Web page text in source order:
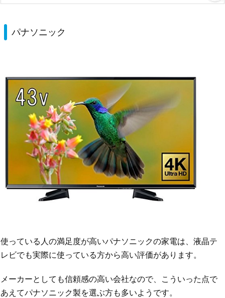
パナソニック
使っている人の満足度が高いパナソニックの家電は、液晶テ
レビでも実際に使っている方から高い評価があります。
メーカーとしても信頼感の高い会社なので、こういった点で
あえてパナソニック製を選ぶ方も多いようです。